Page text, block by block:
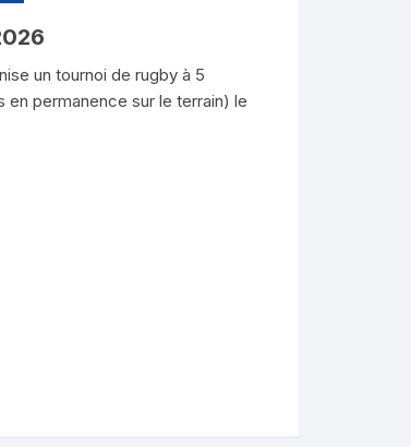
un tournoi de rugby à 5
en permanence sur le terrain) le